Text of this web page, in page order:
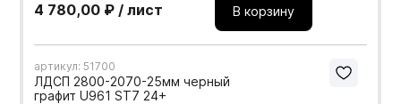
4 780,00 ₽ / лист В корзину
артикул: 51700
ЛДСП 2800-2070-25мм черный
графит U961 ST7 24+